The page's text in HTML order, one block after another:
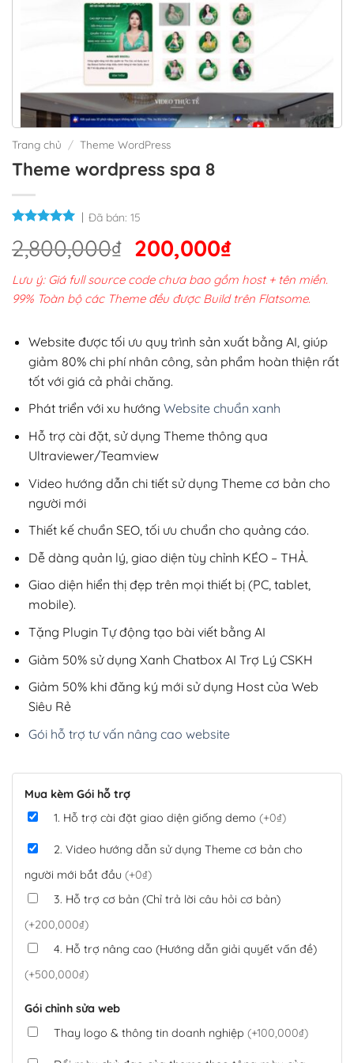
Trang chủ / Theme WordPress
Theme wordpress spa 8
Đã bán: 15
2,800,000₫ Giá
gốc
là:
2,800,000₫.
200,000₫Giá
hiện
tại
200,000₫.
Lưu ý: Giá full source code chưa bao gồm host + tên miền.
99% Toàn bộ các Theme đều được Build trên Flatsome.
Website được tối ưu quy trình sản xuất bằng AI, giúp
giảm 80% chi phí nhân công, sản phẩm hoàn thiện rất
tốt với giá cả phải chăng.
Phát triển với xu hướng Website chuẩn xanh
Hỗ trợ cài đặt, sử dụng Theme thông qua
Ultraviewer/Teamview
Video hướng dẫn chi tiết sử dụng Theme cơ bản cho
người mới
Thiết kế chuẩn SEO, tối ưu chuẩn cho quảng cáo.
Dễ dàng quản lý, giao diện tùy chỉnh KÉO – THẢ.
Giao diện hiển thị đẹp trên mọi thiết bị (PC, tablet,
mobile).
Tặng Plugin Tự động tạo bài viết bằng AI
Giảm 50% sử dụng Xanh Chatbox AI Trợ Lý CSKH
Giảm 50% khi đăng ký mới sử dụng Host của Web
Siêu Rẻ
Gói hỗ trợ tư vấn nâng cao website
Mua kèm Gói hỗ trợ
1. Hỗ trợ cài đặt giao diện giống demo (+0₫)
2. Video hướng dẫn sử dụng Theme cơ bản cho
người mới bắt đầu (+0₫)
3. Hỗ trợ cơ bản (Chỉ trả lời câu hỏi cơ bản)
(+200,000₫)
4. Hỗ trợ nâng cao (Hướng dẫn giải quyết vấn đề)
(+500,000₫)
Gói chỉnh sửa web
Thay logo & thông tin doanh nghiệp (+100,000₫)